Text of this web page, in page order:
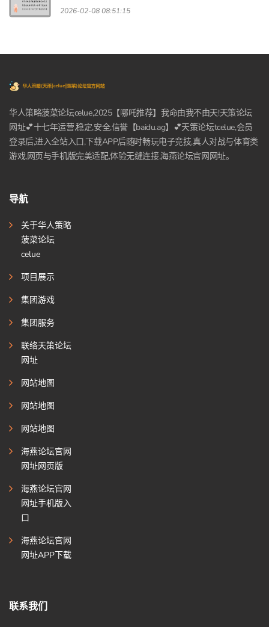
2026-02-08 08:51:15
华人策略菠菜论坛celue,2025【哪吒推荐】我命由我不由天!天策论坛
网址💕十七年运营,稳定,安全,信誉【baidu.ag】💕天策论坛tcelue,会员
登录后,进入全站入口,下载APP后随时畅玩电子竞技,真人对战与体育类
游戏,网页与手机版完美适配,体验无缝连接,海燕论坛官网网址。
导航
关于华人策略
菠菜论坛
celue
项目展示
集团游戏
集团服务
联络天策论坛
网址
网站地图
网站地图
网站地图
海燕论坛官网
网址网页版
海燕论坛官网
网址手机版入
口
海燕论坛官网
网址APP下载
联系我们